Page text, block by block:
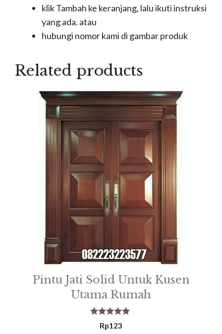
klik Tambah ke keranjang, lalu ikuti instruksi
yang ada. atau
hubungi nomor kami di gambar produk
Related products
Pintu Jati Solid Untuk Kusen
Utama Rumah
5.00
out of 5
Rp123